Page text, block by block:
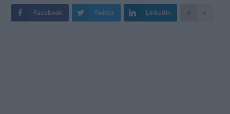
Facebook Twitter LinkedIn +